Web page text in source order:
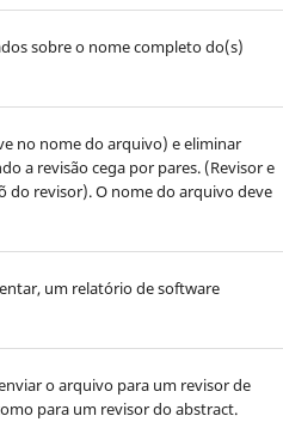
sobre o nome completo do(s)
no nome do arquivo) e eliminar
a revisão cega por pares. (Revisor e
do revisor). O nome do arquivo deve
um relatório de software
o arquivo para um revisor de
para um revisor do abstract.